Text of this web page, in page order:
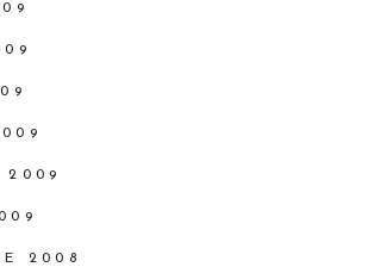
2009
2008